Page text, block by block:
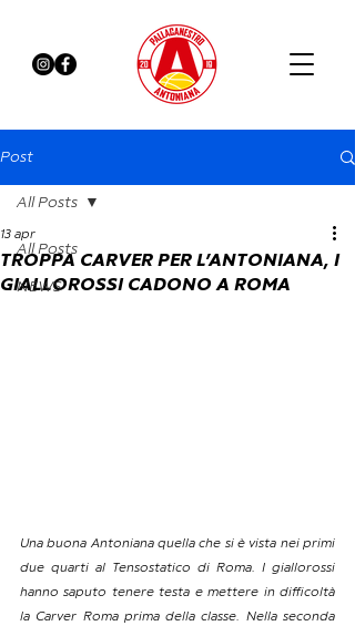
Post
All Posts
NEWS
All Posts
TROPPA CARVER PER L’ANTONIANA, I
GIALLOROSSI CADONO A ROMA
13 apr
Una buona Antoniana quella che si è vista nei primi
due quarti al Tensostatico di Roma. I giallorossi
hanno saputo tenere testa e mettere in difficoltà
la Carver Roma prima della classe. Nella seconda